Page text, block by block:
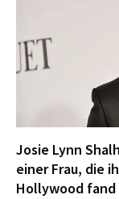
Josie Lynn
einer Frau, die
Hollywood fand